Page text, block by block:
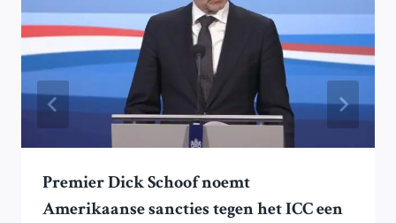
Premier Dick Schoof noemt
Amerikaanse sancties tegen het ICC een